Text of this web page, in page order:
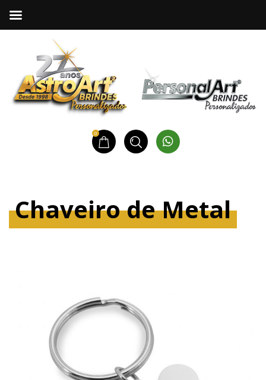
0
Chaveiro de Metal